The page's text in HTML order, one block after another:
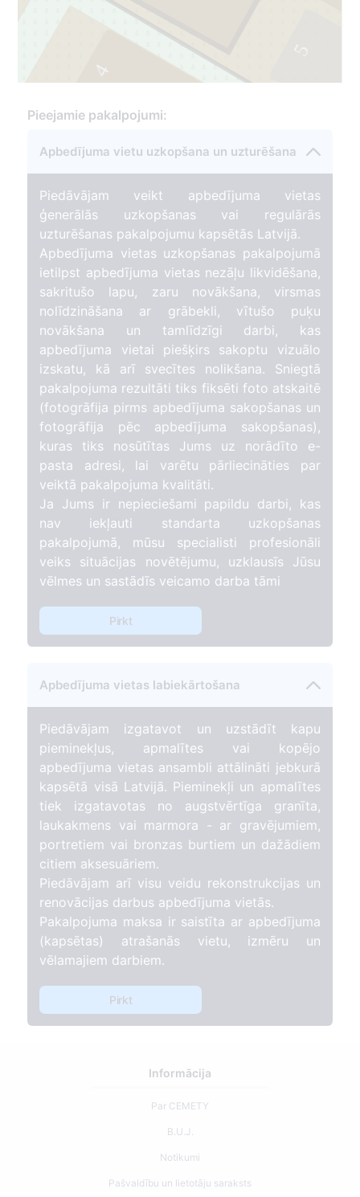
4
Pieejamie pakalpojumi:
Apbedījuma vietu uzkopšana un uzturēšana
Piedāvājam veikt apbedījuma vietas
ģenerālās uzkopšanas vai regulārās
uzturēšanas pakalpojumu kapsētās Latvijā.
Apbedījuma vietas uzkopšanas pakalpojumā
ietilpst apbedījuma vietas nezāļu likvidēšana,
sakritušo lapu, zaru novākšana, virsmas
nolīdzināšana ar grābekli, vītušo puķu
novākšana un tamlīdzīgi darbi, kas
apbedījuma vietai piešķirs sakoptu vizuālo
izskatu, kā arī svecītes nolikšana. Sniegtā
pakalpojuma rezultāti tiks fiksēti foto atskaitē
(fotogrāfija pirms apbedījuma sakopšanas un
fotogrāfija pēc apbedījuma sakopšanas),
kuras tiks nosūtītas Jums uz norādīto e-
pasta adresi, lai varētu pārliecināties par
veiktā pakalpojuma kvalitāti.
Ja Jums ir nepieciešami papildu darbi, kas
nav iekļauti standarta uzkopšanas
pakalpojumā, mūsu specialisti profesionāli
veiks situācijas novētējumu, uzklausīs Jūsu
vēlmes un sastādīs veicamo darba tāmi
Pirkt
Apbedījuma vietas labiekārtošana
Piedāvājam izgatavot un uzstādīt kapu
pieminekļus, apmalītes vai kopējo
apbedījuma vietas ansambli attālināti jebkurā
kapsētā visā Latvijā. Pieminekļi un apmalītes
tiek izgatavotas no augstvērtīga granīta,
laukakmens vai marmora - ar gravējumiem,
portretiem vai bronzas burtiem un dažādiem
citiem aksesuāriem.
Piedāvājam arī visu veidu rekonstrukcijas un
renovācijas darbus apbedījuma vietās.
Pakalpojuma maksa ir saistīta ar apbedījuma
(kapsētas) atrašanās vietu, izmēru un
vēlamajiem darbiem.
Pirkt
Informācija
Par CEMETY
B.U.J.
Notikumi
Pašvaldību un lietotāju saraksts